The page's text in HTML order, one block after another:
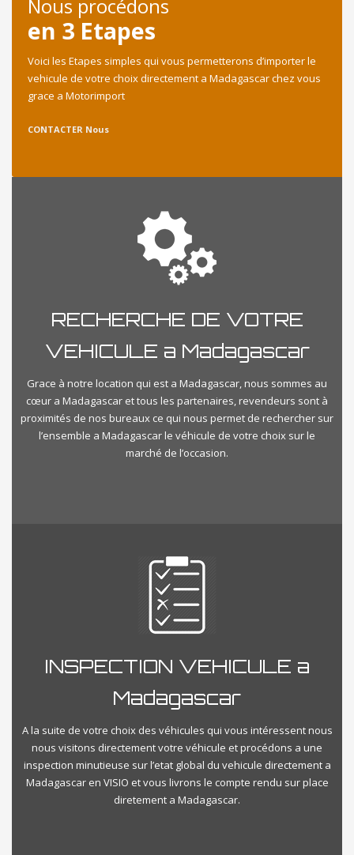
Nous procédons
en 3 Etapes
Voici les Etapes simples qui vous permetterons d’importer le
vehicule de votre choix directement a Madagascar chez vous
grace a Motorimport
CONTACTER Nous
RECHERCHE DE VOTRE
VEHICULE a Madagascar
Grace à notre location qui est a Madagascar, nous sommes au
cœur a Madagascar et tous les partenaires, revendeurs sont à
proximités de nos bureaux ce qui nous permet de rechercher sur
l’ensemble a Madagascar le véhicule de votre choix sur le
marché de l’occasion.
INSPECTION VEHICULE a
Madagascar
A la suite de votre choix des véhicules qui vous intéressent nous
nous visitons directement votre véhicule et procédons a une
inspection minutieuse sur l’etat global du vehicule directement a
Madagascar en VISIO et vous livrons le compte rendu sur place
diretement a Madagascar.